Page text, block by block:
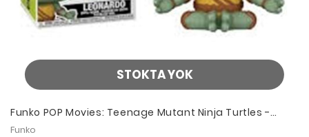
STOKTA YOK
Funko POP Movies: Teenage Mutant Ninja Turtles -
Leonardo (Meditating)
Funko